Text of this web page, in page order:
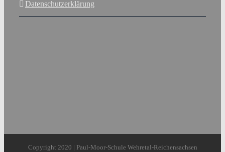
Datenschutzerklärung
Copyright 2020 | Paul-Moor-Schule Wehretal-Reichensachsen